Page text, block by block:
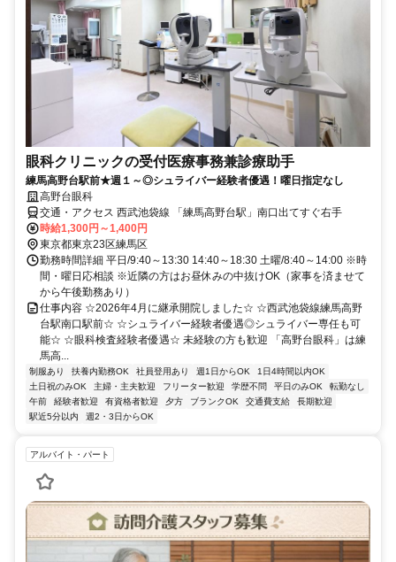
眼科クリニックの受付医療事務兼診療助手
練馬高野台駅前★週１～◎シュライバー経験者優遇！曜日指定なし
高野台眼科
交通・アクセス 西武池袋線 「練馬高野台駅」南口出てすぐ右手
時給1,300円～1,400円
東京都東京23区練馬区
勤務時間詳細 平日/9:40～13:30 14:40～18:30 土曜/8:40～14:00 ※時
間・曜日応相談 ※近隣の方はお昼休みの中抜けOK（家事を済ませて
から午後勤務あり）
仕事内容 ☆2026年4月に継承開院しました☆ ☆西武池袋線練馬高野
台駅南口駅前☆ ☆シュライバー経験者優遇◎シュライバー専任も可
能☆ ☆眼科検査経験者優遇☆ 未経験の方も歓迎 「高野台眼科」は練
馬高...
制服あり 扶養内勤務OK 社員登用あり 週1日からOK
1日4時間以内OK
土日祝のみOK
主婦・主夫歓迎 フリーター歓迎 学歴不問 平日のみOK
転勤なし
午前
経験者歓迎 有資格者歓迎 夕方 ブランクOK 交通費支給
長期歓迎
駅近5分以内
週2・3日からOK
アルバイト・パート